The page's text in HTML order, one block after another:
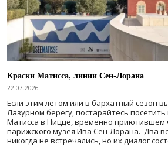
Краски Матисса, линии Сен-Лорана
22.07.2026
Если этим летом или в бархатный сезон
Лазурном берегу, постарайтесь
Матисса в Ницце, временно приютившем
парижского музея Ива Сен-Лорана. Два
никогда не встречались, но их диалог